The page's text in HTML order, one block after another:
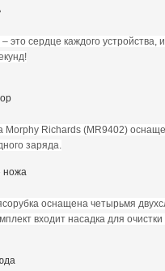
– это сердце каждого
Morphy Richards (MR9402)
заряда.
ножа
оснащена четырьмя
входит насадка для